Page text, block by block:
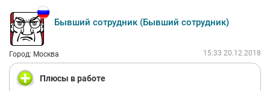
Бывший сотрудник (Бывший сотрудник)
Город: Москва 15:33 20.12.2018
Плюсы в работе